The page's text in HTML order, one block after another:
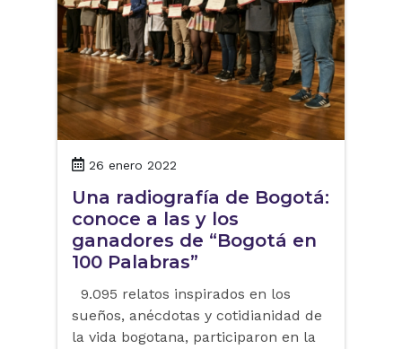
26 enero 2022
Una radiografía de Bogotá:
conoce a las y los
ganadores de “Bogotá en
100 Palabras”
9.095 relatos inspirados en los
sueños, anécdotas y cotidianidad de
la vida bogotana, participaron en la